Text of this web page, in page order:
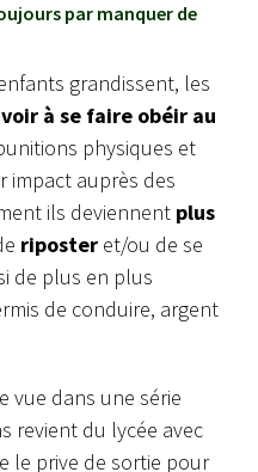
par manquer de
grandissent, les
à se faire obéir au
physiques et
impact auprès des
ils deviennent plus
riposter et/ou de se
de plus en plus
de conduire, argent
vue dans une série
revient du lycée avec
le prive de sortie pour